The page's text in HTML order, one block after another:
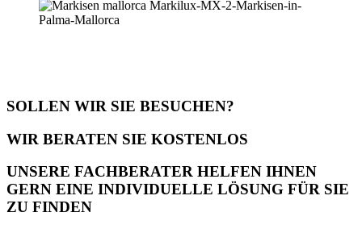
SOLLEN WIR SIE BESUCHEN?
WIR BERATEN SIE KOSTENLOS
UNSERE FACHBERATER HELFEN IHNEN
GERN EINE INDIVIDUELLE LÖSUNG FÜR SIE
ZU FINDEN